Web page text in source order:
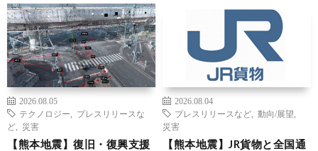
2026.08.05
テクノロジー
プレスリリースな
ど
災害
【熊本地震】復旧・復興支援
2026.08.04
プレスリリースなど
動向/展望
災害
【熊本地震】JR貨物と全国通